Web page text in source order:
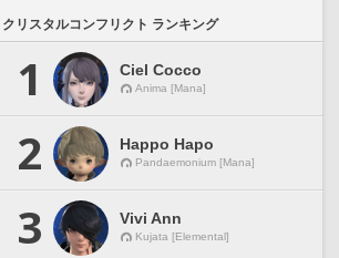
クリスタルコンフリクト ランキング
1 Ciel Cocco
Anima [Mana]
2 Happo Hapo
Pandaemonium [Mana]
3 Vivi Ann
Kujata [Elemental]